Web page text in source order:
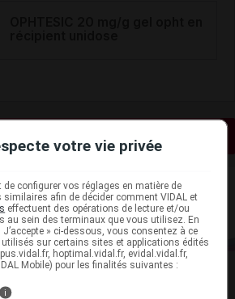
votre vie privée
de configurer vos réglages en matière de
afin de décider comment VIDAL et
effectuent des opérations de lecture et/ou
au sein des terminaux que vous utilisez. En
» ci-dessous, vous consentez à ce
sur certains sites et applications édités
hoptimal.vidal.fr, evidal.vidal.fr,
Mobile) pour les finalités suivantes :
i